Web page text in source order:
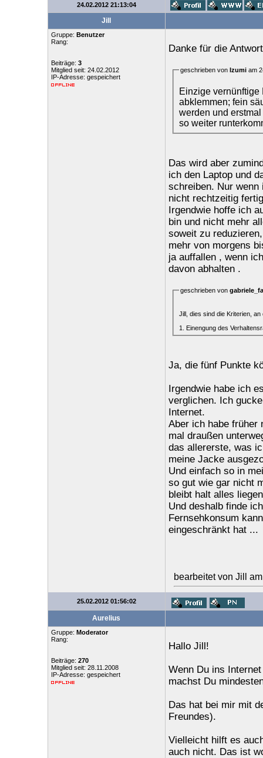
24.02.2012 21:13:04
Jill
Gruppe: Benutzer
Rang:
Beiträge: 3
Mitglied seit: 24.02.2012
IP-Adresse: gespeichert
Danke für die
geschrieben von Izumiam
Einzige vernünftige
abklemmen; fein
werden und
so weiter
Das wird aber
ich den Laptop und
schreiben. Nur
nicht rechtzeitig
Irgendwie hoffe ich
bin und nicht mehr
soweit zu
mehr von morgens
ja auffallen , wenn
davon abhalten .
geschrieben von
Jill, dies sind die Kriterien,
1. Einengung des
Ja, die fünf Punkte
Irgendwie habe ich
verglichen. Ich
Internet.
Aber ich habe früher
mal draußen
das allererste, was
meine Jacke
Und einfach so in
so gut wie gar nicht
bleibt halt alles
Und deshalb finde
Fernsehkonsum
eingeschränkt hat ...
bearbeitet von Jill
25.02.2012 01:56:02
Aurelius
Gruppe: Moderator
Rang:
Beiträge: 270
Mitglied seit: 28.11.2008
IP-Adresse: gespeichert
Hallo Jill!
Wenn Du ins
machst Du
Das hat bei mir mit
Freundes).
Vielleicht hilft es
auch nicht. Das ist